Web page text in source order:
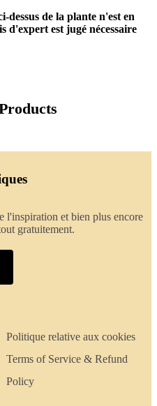
de la plante n'est en
d'expert est jugé nécessaire
l'inspiration et bien plus encore
gratuitement.
Politique relative aux cookies
Terms of Service & Refund
Policy